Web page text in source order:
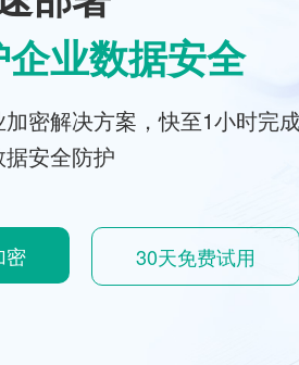
业数据安全
密解决方案，快至1小时完
安全防护
密 30天免费试用